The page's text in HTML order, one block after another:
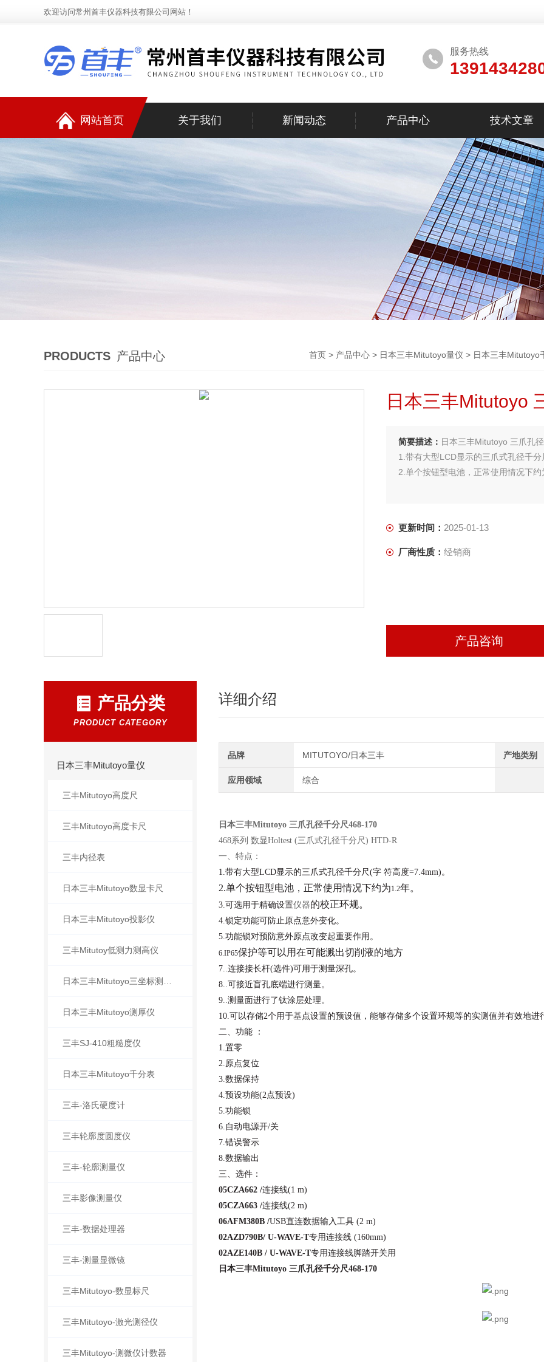
欢迎访问常州首丰仪器科技有限公司网站！
服务热线
网站首页 关于我们 新闻动态 产品中心 技术文章
PRODUCTS 产品中心 首页 > 产品中心 > 日本三丰Mitutoyo量仪 > 日本三丰Mitutoyo
日本三丰Mitutoyo
简要描述： 日本三丰Mitutoyo 三爪孔
1.带有大型LCD显示的三爪式孔径千分
2.单个按钮型电池，正常使用情况下约
更新时间： 2025-01-13
厂商性质： 经销商
产品咨询
产品分类
PRODUCT CATEGORY
日本三丰Mitutoyo量仪
三丰Mitutoyo高度尺
三丰Mitutoyo高度卡尺
三丰内径表
日本三丰Mitutoyo数显卡尺
日本三丰Mitutoyo投影仪
三丰Mitutoy低测力测高仪
日本三丰Mitutoyo测厚仪
三丰SJ-410粗糙度仪
日本三丰Mitutoyo千分表
三丰-洛氏硬度计
三丰轮廓度圆度仪
三丰-轮廓测量仪
三丰影像测量仪
三丰-数据处理器
三丰-测量显微镜
三丰Mitutoyo-数显标尺
三丰Mitutoyo-激光测径仪
三丰Mitutoyo-测微仪计数器
详细介绍
品牌 MITUTOYO/日本三丰 产地类别
应用领域 综合
日本三丰Mitutoyo 三爪孔径千分尺468-170
468系列 数显Holtest (三爪式孔径千分尺) HTD-R
一、特点：
1.带有大型LCD显示的三爪式孔径千分尺(字 符高度=7.4mm)。
2.单个按钮型电池，正常使用情况下约为1.2年。
3.可选用于精确设置仪器的校正环规。
4.锁定功能可防止原点意外变化。
5.功能锁对预防意外原点改变起重要作用。
6.IP65保护等可以用在可能溅出切削液的地方
7..连接接长杆(选件)可用于测量深孔。
8..可接近盲孔底端进行测量。
9..测量面进行了钛涂层处理。
10.可以存储2个用于基点设置的预设值，能够存储多个设置环规等的实测值并有效地进
二、功能 ：
1.置零
2.原点复位
3.数据保持
4.预设功能(2点预设)
5.功能锁
6.自动电源开/关
7.错误警示
8.数据输出
三、选件：
05CZA662 /连接线(1 m)
05CZA663 /连接线(2 m)
06AFM380B /USB直连数据输入工具 (2 m)
02AZD790B/ U-WAVE-T专用连接线 (160mm)
02AZE140B / U-WAVE-T专用连接线脚踏开关用
日本三丰Mitutoyo 三爪孔径千分尺468-170